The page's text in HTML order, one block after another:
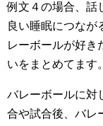
例文４の場合、話
良い睡眠につなが
レーボールが好き
いをまとめてます。
バレーボールに対
合や試合後、バレ